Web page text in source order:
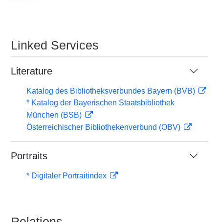
Linked Services
Literature
Katalog des Bibliotheksverbundes Bayern (BVB)
* Katalog der Bayerischen Staatsbibliothek
München (BSB)
Österreichischer Bibliothekenverbund (OBV)
Portraits
* Digitaler Portraitindex